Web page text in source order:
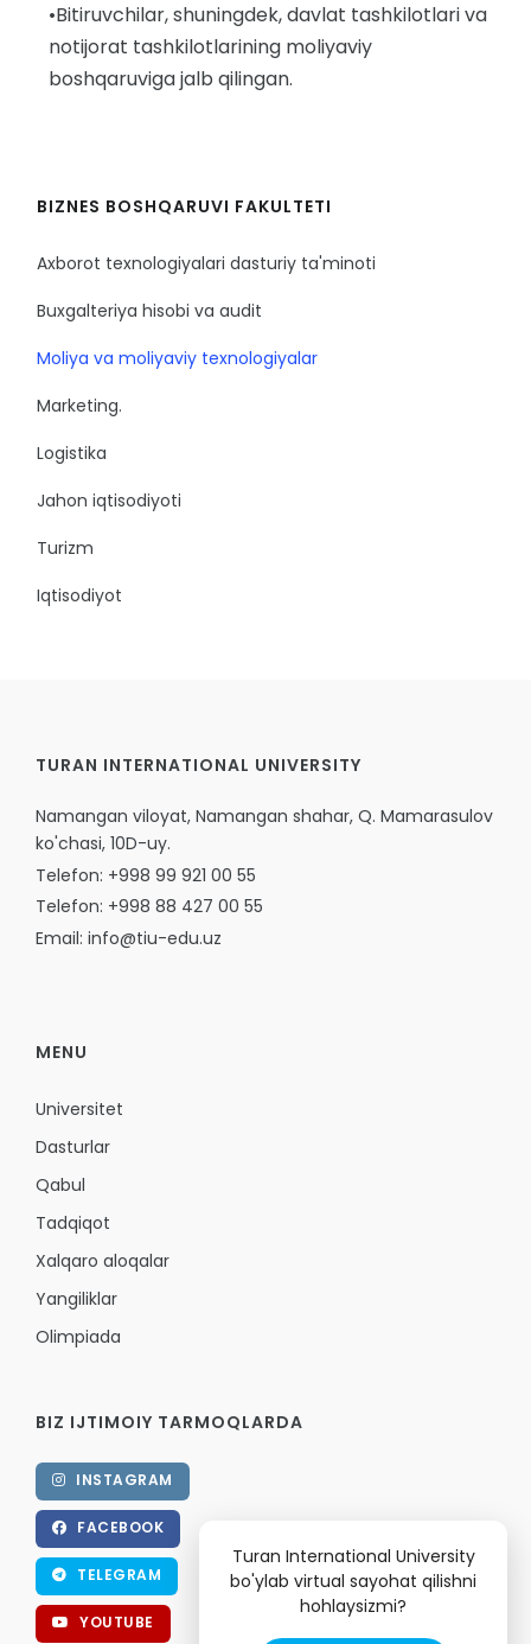
•Bitiruvchilar, shuningdek, davlat tashkilotlari va
notijorat tashkilotlarining moliyaviy
boshqaruviga jalb qilingan.
BIZNES BOSHQARUVI FAKULTETI
Axborot texnologiyalari dasturiy ta'minoti
Buxgalteriya hisobi va audit
Moliya va moliyaviy texnologiyalar
Marketing.
Logistika
Jahon iqtisodiyoti
Turizm
Iqtisodiyot
TURAN INTERNATIONAL UNIVERSITY
Namangan viloyat, Namangan shahar, Q. Mamarasulov
ko'chasi, 10D-uy.
Telefon: +998 99 921 00 55
Telefon: +998 88 427 00 55
Email: info@tiu-edu.uz
MENU
Universitet
Dasturlar
Qabul
Tadqiqot
Xalqaro aloqalar
Yangiliklar
Olimpiada
BIZ IJTIMOIY TARMOQLARDA
INSTAGRAM
FACEBOOK
TELEGRAM
YOUTUBE
Turan International University
bo'ylab virtual sayohat qilishni
hohlaysizmi?